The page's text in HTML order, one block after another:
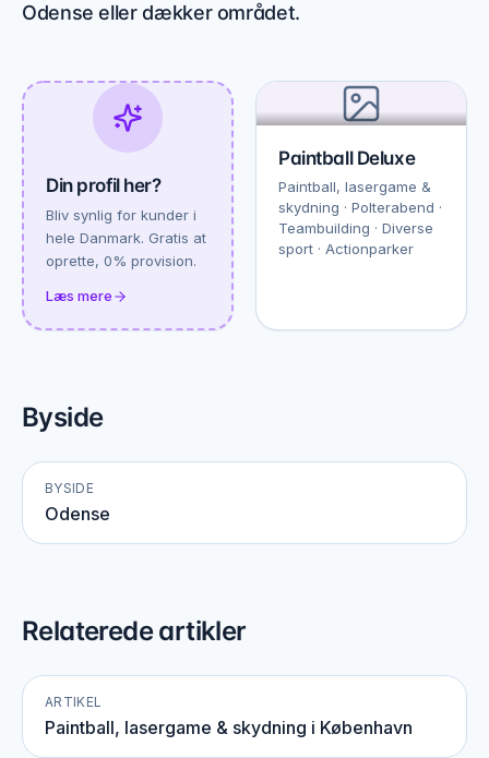
Odense eller dækker området.
Din profil her?
Bliv synlig for kunder i
hele Danmark. Gratis at
oprette, 0% provision.
Læs mere
Paintball Deluxe
Paintball, lasergame &
skydning · Polterabend ·
Teambuilding · Diverse
sport · Actionparker
Byside
BYSIDE
Odense
Relaterede artikler
ARTIKEL
Paintball, lasergame & skydning i København